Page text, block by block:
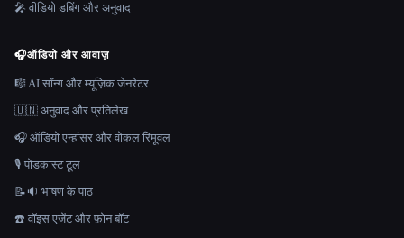
🎤 वीडियो डबिंग और अनुवाद
🎧ऑडियो और आवाज़
🎼 AI सॉन्ग और म्यूज़िक जेनरेटर
🇺🇳 अनुवाद और प्रतिलेख
🎧 ऑडियो एन्हांसर और वोकल रिमूवल
🎙️ पोडकास्ट टूल
📝🔉 भाषण के पाठ
☎️ वॉइस एजेंट और फ़ोन बॉट